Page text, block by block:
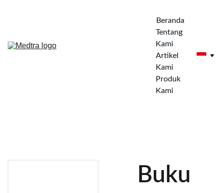
Beranda
Tentang
Kami
Artikel
Kami
Produk
Kami
Buku